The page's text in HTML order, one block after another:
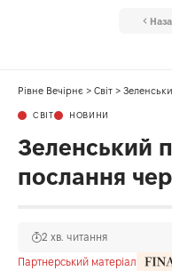
Рівне Вечірнє > Світ >
СВІТ НОВИНИ
Зеленський
послання
Партнерський матеріал
2 хв. читання